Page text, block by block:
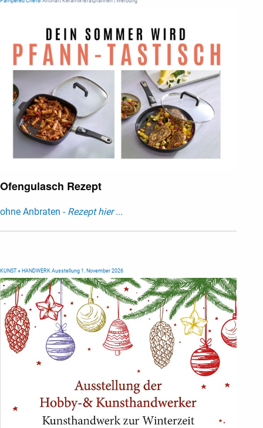
Ofengulasch Rezept
ohne Anbraten - Rezept hier ...
KUNST + HANDWERK Ausstellung 1. November 2026